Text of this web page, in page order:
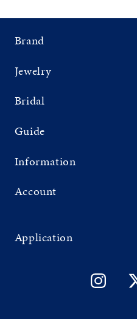
Brand
Jewelry
Bridal
Guide
Information
Account
Application